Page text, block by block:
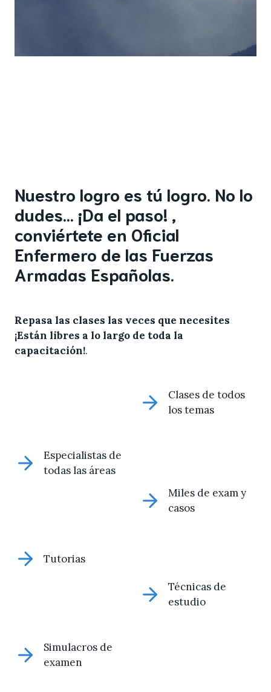
Nuestro logro es tú logro. No lo
dudes… ¡Da el paso! ,
conviértete en Oficial
Enfermero de las Fuerzas
Armadas Españolas.
Repasa las clases las veces que necesites
¡Están libres a lo largo de toda la
capacitación!.
Clases de todos
los temas
Especialistas de
todas las áreas
Miles de exam y
casos
Tutorias
Técnicas de
estudio
Simulacros de
examen